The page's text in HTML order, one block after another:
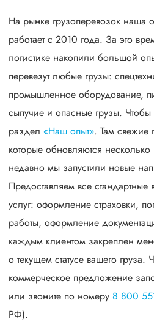
На рынке грузоперевозок наша
работает с 2010 года. За это
логистике накопили большой
перевезут любые грузы:
промышленное оборудование,
сыпучие и опасные грузы. Чтобы
раздел «Наш опыт». Там свежие
которые обновляются
недавно мы запустили новые
Предоставляем все
услуг: оформление страховки,
работы, оформление
каждым клиентом закреплен
о текущем статусе вашего груза.
коммерческое предложение
или звоните по номеру 8 800
РФ).